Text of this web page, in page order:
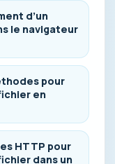
d’un
le navigateur
pour
en
HTTP pour
dans un